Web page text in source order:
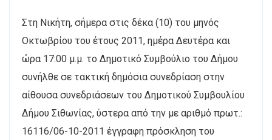
Στη Νικήτη, σήμερα στις δέκα (10) του μηνός
Οκτωβρίου του έτους 2011, ημέρα Δευτέρα και
ώρα 17:00 μ.μ. το Δημοτικό Συμβούλιο του Δήμου
συνήλθε σε τακτική δημόσια συνεδρίαση στην
αίθουσα συνεδριάσεων του Δημοτικού Συμβουλίου
Δήμου Σιθωνίας, ύστερα από την με αριθμό πρωτ.:
16116/06-10-2011 έγγραφη πρόσκληση του